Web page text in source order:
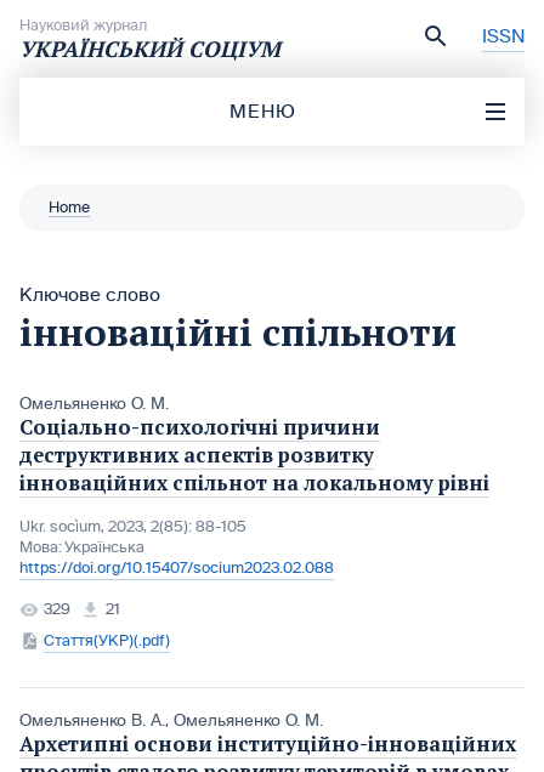
Науковий журнал
УКРАЇНСЬКИЙ СОЦІУМ ISSN
МЕНЮ
Home
Ключове слово
інноваційні спільноти
Омельяненко О. М.
Соціально-психологічні причини
деструктивних аспектів розвитку
інноваційних спільнот на локальному рівні
Ukr. socìum, 2023, 2(85): 88-105
Мова:Українська
https://doi.org/10.15407/socium2023.02.088
329
21
Стаття(УКР)(.pdf)
Омельяненко В. А., Омельяненко О. М.
Архетипні основи інституційно-інноваційних